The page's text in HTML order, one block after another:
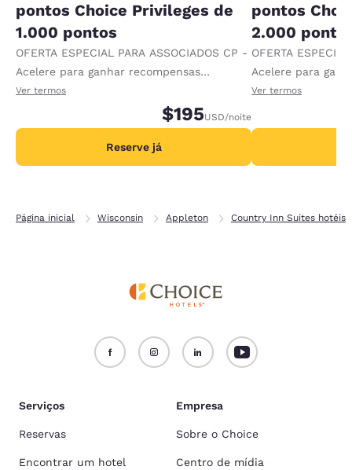
pontos Choice Privileges de
1.000 pontos
OFERTA ESPECIAL PARA ASSOCIADOS CP -
Acelere para ganhar recompensas
recebendo 1.000 pontos extras por diária.
Ver termos
$195USD/noite
Reserve já
pontos
2.000
OFERTA
Acelere para
recebendo 2.000
Ver termos
Página inicial Wisconsin Appleton Country Inn Suites hotéis
Serviços
Reservas
Encontrar um hotel
Empresa
Sobre o Choice
Centro de mídia